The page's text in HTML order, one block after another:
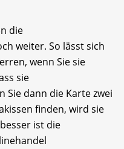
die
weiter. So lässt sich
wenn Sie sie
sie
Sie dann die Karte zwei
finden, wird sie
ist die